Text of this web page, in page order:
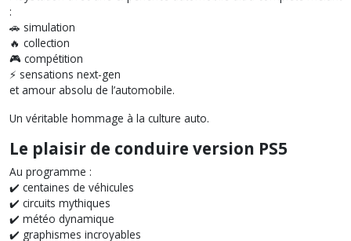
:
🚗 simulation
🔥 collection
🎮 compétition
⚡ sensations next-gen
et amour absolu de l’automobile.
Un véritable hommage à la culture auto.
Le plaisir de conduire version PS5
Au programme :
✔️ centaines de véhicules
✔️ circuits mythiques
✔️ météo dynamique
✔️ graphismes incroyables